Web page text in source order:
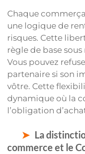
Chaque
une logique de
risques. Cette
règle de base sous
Vous pouvez
partenaire si son
vôtre. Cette
dynamique où la
l’obligation
La
commerce et le